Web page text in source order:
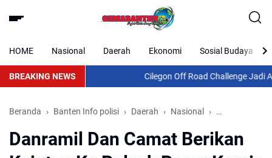
HOME Nasional Daerah Ekonomi Sosial Budaya
BREAKING NEWS Cilegon Off Road Challenge Jadi
Beranda Banten Info polisi Daerah Nasional pasar Kemis
Danramil Dan Camat Berikan